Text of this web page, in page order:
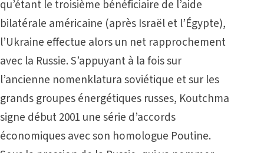
qu’étant le troisième bénéficiaire de l’aide
bilatérale américaine (après Israël et l’Égypte),
l’Ukraine effectue alors un net rapprochement
avec la Russie. S’appuyant à la fois sur
l’ancienne nomenklatura soviétique et sur les
grands groupes énergétiques russes, Koutchma
signe début 2001 une série d’accords
économiques avec son homologue Poutine.